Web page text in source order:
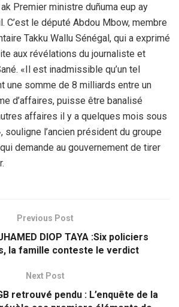
Premier ministre duñuma eup ay
C’est le député Abdou Mbow, membre
Takku Wallu Sénégal, qui a exprimé
aux révélations du journaliste et
«Il est inadmissible qu’un tel
une somme de 8 milliards entre un
d’affaires, puisse être banalisé
affaires il y a quelques mois sous
souligne l’ancien président du groupe
demande au gouvernement de tirer
Previous Post
DIOP TAYA :Six policiers
la famille conteste le verdict
Next Post
retrouvé pendu : L’enquête de la